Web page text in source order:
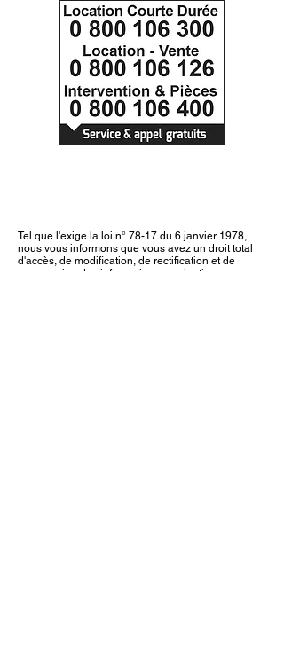
Tel que l'exige la loi n° 78-17 du 6 janvier 1978,
nous vous informons que vous avez un droit total
d'accès, de modification, de rectification et de
suppression des informations nominatives vous